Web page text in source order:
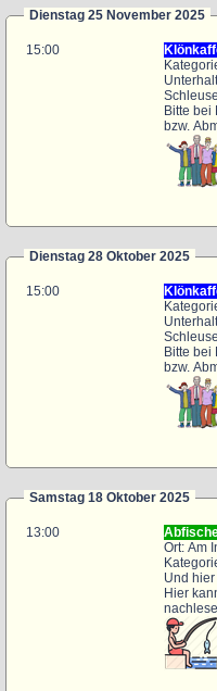
Dienstag 25 November 2025
15:00
Bitte bei
bzw.
Dienstag 28 Oktober 2025
15:00
Bitte bei
bzw.
Samstag 18 Oktober 2025
13:00
Ort: Am
Und
Hier